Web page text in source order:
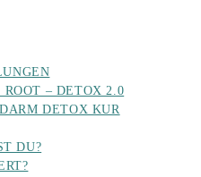
– DETOX 2.0
DETOX KUR
DU?